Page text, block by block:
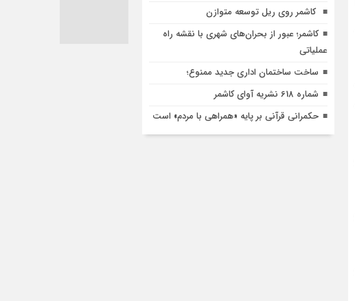
کاشمر روی ریل توسعه متوازن
کاشمر؛ عبور از بحران‌های شهری با نقشه راه
عملیاتی
ساخت ساختمان اداری جدید ممنوع؛
شماره 618 نشریه آوای کاشمر
حکمرانی قرآنی بر پایه «همراهی با مردم» است